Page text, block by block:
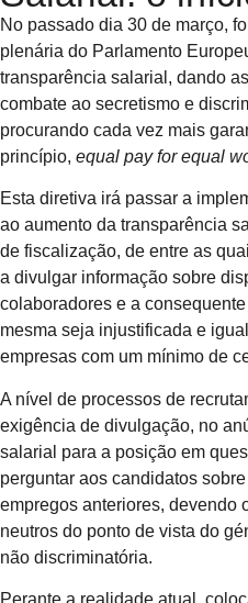
No passado dia 30 de março,
plenária do Parlamento
transparência salarial, dando
combate ao secretismo e
procurando cada vez mais
princípio, equal pay for equal
Esta diretiva irá passar a
ao aumento da transparência
de fiscalização, de entre as
a divulgar informação sobre
colaboradores e a
mesma seja injustificada e
empresas com um mínimo de
A nível de processos de
exigência de divulgação, no
salarial para a posição em
perguntar aos candidatos
empregos anteriores, devendo
neutros do ponto de vista do
não discriminatória.